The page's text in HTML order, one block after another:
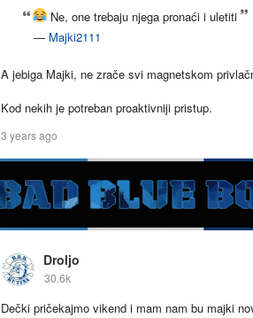
Ne, one trebaju njega pronaći i uletiti
— Majki2111
A jebiga Majki, ne zrače svi magnetskom
Kod nekih je potreban proaktivniji pristup.
3 years ago
Droljo
30.6k
Dečki pričekajmo vikend i mam nam bu majki